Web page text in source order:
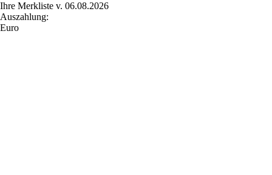
Ihre Merkliste v. 06.08.2026
Auszahlung:
Euro